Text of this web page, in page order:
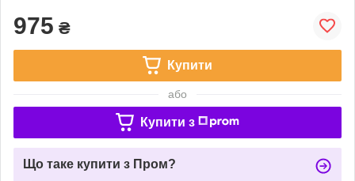
975 ₴
Купити
або
Купити з
Що таке купити з Пром?